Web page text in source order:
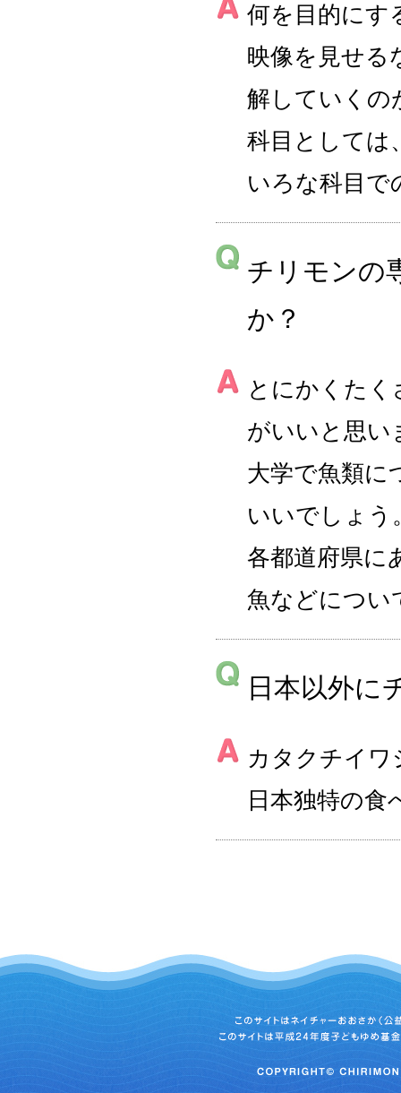
何を目的にす
映像を見せる
解していくの
科目としては
いろな科目で
チリモンの
か？
とにかくた
がいいと思い
大学で魚類に
いいでしょう
各都道府県に
魚などについ
日本以外に
カタクチイ
日本独特の食